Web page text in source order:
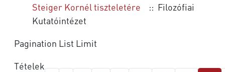
Steiger Kornél tiszteletére
:: Filozófiai
Kutatóintézet
Pagination List Limit
Tételek